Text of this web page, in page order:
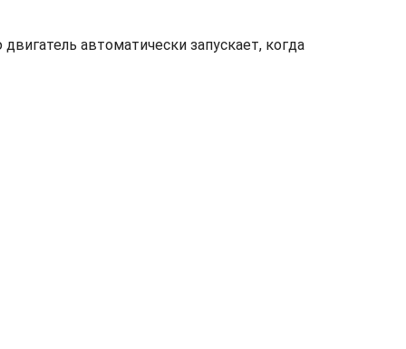
автоматически запускает, когда